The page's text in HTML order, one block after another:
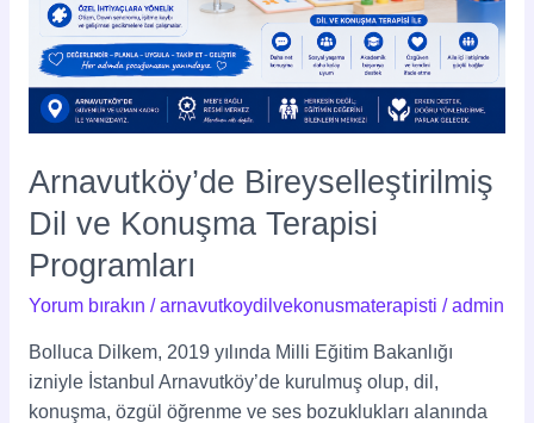
Arnavutköy’de Bireyselleştirilmiş
Dil ve Konuşma Terapisi
Programları
Yorum bırakın /arnavutkoydilvekonusmaterapisti /admin
Bolluca Dilkem, 2019 yılında Milli Eğitim Bakanlığı
izniyle İstanbul Arnavutköy’de kurulmuş olup, dil,
konuşma, özgül öğrenme ve ses bozuklukları alanında